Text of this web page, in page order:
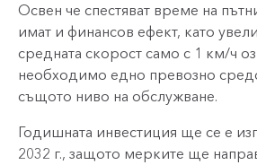
Освен че спестяват време на
имат и финансов ефект, като
средната скорост само с 1 км/ч
необходимо едно превозно
същото ниво на обслужване.
Годишната инвестиция ще се е
2032 г., защото мерките ще